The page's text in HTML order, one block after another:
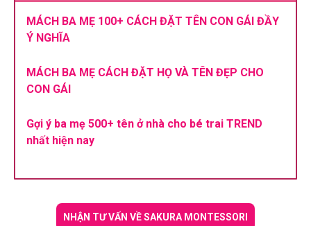
MÁCH BA MẸ 100+ CÁCH ĐẶT TÊN CON GÁI ĐẦY
Ý NGHĨA
MÁCH BA MẸ CÁCH ĐẶT HỌ VÀ TÊN ĐẸP CHO
CON GÁI
Gợi ý ba mẹ 500+ tên ở nhà cho bé trai TREND
nhất hiện nay
NHẬN TƯ VẤN VỀ SAKURA MONTESSORI